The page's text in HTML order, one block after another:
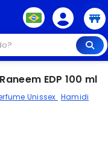
EDP 100 ml
Unissex Hamidi